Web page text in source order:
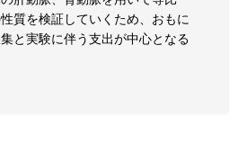
質を検証していくため、おもに
と実験に伴う支出が中心となる